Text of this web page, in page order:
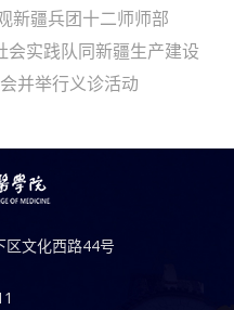
新疆兵团十二师师部
会实践队同新疆生产建设
并举行义诊活动
区文化西路44号